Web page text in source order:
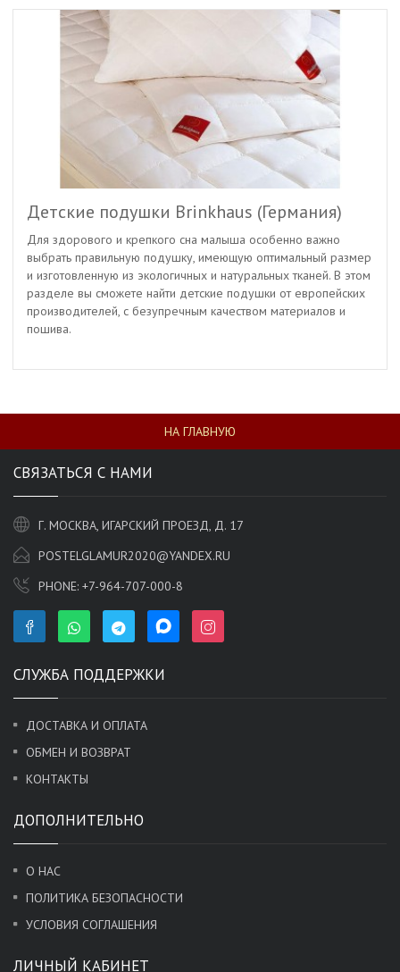
Детские подушки Brinkhaus (Германия)
Для здорового и крепкого сна малыша особенно важно
выбрать правильную подушку, имеющую оптимальный размер
и изготовленную из экологичных и натуральных тканей. В этом
разделе вы сможете найти детские подушки от европейских
производителей, с безупречным качеством материалов и
пошива.
НА ГЛАВНУЮ
СВЯЗАТЬСЯ С НАМИ
Г. МОСКВА, ИГАРСКИЙ ПРОЕЗД, Д. 17
POSTELGLAMUR2020@YANDEX.RU
PHONE: +7-964-707-000-8
СЛУЖБА ПОДДЕРЖКИ
ДОСТАВКА И ОПЛАТА
ОБМЕН И ВОЗВРАТ
КОНТАКТЫ
ДОПОЛНИТЕЛЬНО
О НАС
ПОЛИТИКА БЕЗОПАСНОСТИ
УСЛОВИЯ СОГЛАШЕНИЯ
ЛИЧНЫЙ КАБИНЕТ